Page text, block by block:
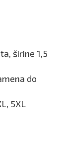
širine 1,5
do
5XL